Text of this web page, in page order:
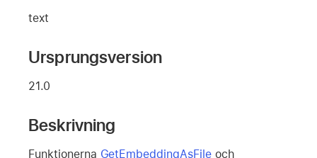
text
Ursprungsversion
21.0
Beskrivning
Funktionerna GetEmbeddingAsFileoch